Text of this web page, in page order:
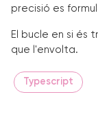
precisió es
El bucle en si és
que l'envolta.
Typescript